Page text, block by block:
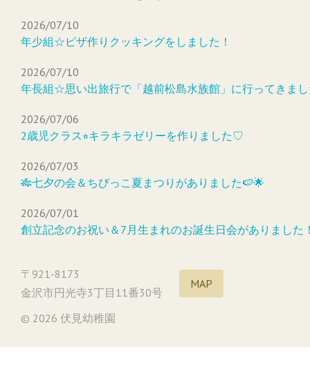
2026/07/10
年少組☆ピザ作りクッキングをしました！
2026/07/10
年長組☆思い出旅行で「越前松島水族館」に行ってきま
2026/07/06
2歳児クラス⭐︎キラキラゼリーを作りました♡
2026/07/03
🎋七夕の会＆ちびっこ夏まつりがありました🍉🌟
2026/07/01
創立記念のお祝い＆7月生まれのお誕生日会がありました
〒921-8173
金沢市円光寺3丁目11番30号
MAP
© 2026 伏見幼稚園